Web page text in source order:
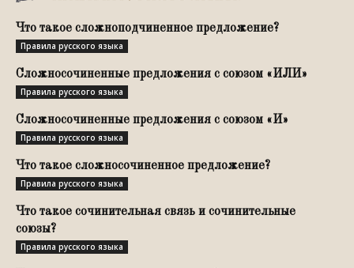
Что такое сложноподчиненное предложение?
Правила русского языка
Сложносочиненные предложения с союзом «ИЛИ»
Правила русского языка
Сложносочиненные предложения с союзом «И»
Правила русского языка
Что такое сложносочиненное предложение?
Правила русского языка
Что такое сочинительная связь и сочинительные
союзы?
Правила русского языка